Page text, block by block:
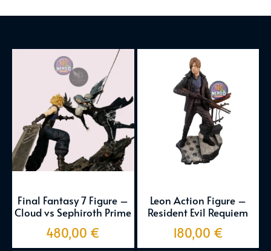
Final Fantasy 7 Figure –
Cloud vs Sephiroth Prime
480,00 €
Leon Action Figure –
Resident Evil Requiem
180,00 €